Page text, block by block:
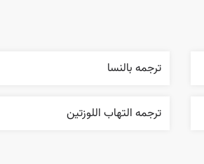
ترجمه بالنسا
ترجمه التهاب اللوزتين